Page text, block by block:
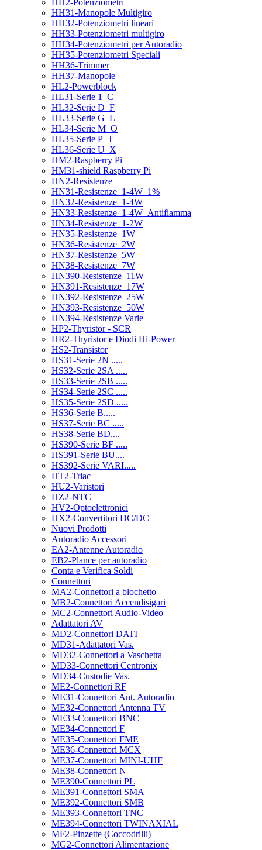
HH2-Potenziometri
HH31-Manopole Multigiro
HH32-Potenziometri lineari
HH33-Potenziometri multigiro
HH34-Potenziometri per Autoradio
HH35-Potenziometri Speciali
HH36-Trimmer
HH37-Manopole
HL2-Powerblock
HL31-Serie 1_C
HL32-Serie D_F
HL33-Serie G_L
HL34-Serie M_O
HL35-Serie P_T
HL36-Serie U_X
HM2-Raspberry Pi
HM31-shield Raspberry Pi
HN2-Resistenze
HN31-Resistenze_1-4W_1%
HN32-Resistenze_1-4W
HN33-Resistenze_1-4W_Antifiamma
HN34-Resistenze_1-2W
HN35-Resistenze_1W
HN36-Resistenze_2W
HN37-Resistenze_5W
HN38-Resistenze_7W
HN390-Resistenze_11W
HN391-Resistenze_17W
HN392-Resistenze_25W
HN393-Resistenze_50W
HN394-Resistenze Varie
HP2-Thyristor - SCR
HR2-Thyristor e Diodi Hi-Power
HS2-Transistor
HS31-Serie 2N .....
HS32-Serie 2SA .....
HS33-Serie 2SB .....
HS34-Serie 2SC .....
HS35-Serie 2SD .....
HS36-Serie B.....
HS37-Serie BC .....
HS38-Serie BD....
HS390-Serie BF .....
HS391-Serie BU....
HS392-Serie VARI.....
HT2-Triac
HU2-Varistori
HZ2-NTC
HV2-Optoelettronici
HX2-Convertitori DC/DC
Nuovi Prodotti
Autoradio Accessori
EA2-Antenne Autoradio
EB2-Plance per autoradio
Conta e Verifica Soldi
Connettori
MA2-Connettori a blochetto
MB2-Connettori Accendisigari
MC2-Connettori Audio-Video
Adattatori AV
MD2-Connettori DATI
MD31-Adattatori Vas.
MD32-Connettori a Vaschetta
MD33-Connettori Centronix
MD34-Custodie Vas.
ME2-Connettori RF
ME31-Connettori Ant. Autoradio
ME32-Connettori Antenna TV
ME33-Connettori BNC
ME34-Connettori F
ME35-Connettori FME
ME36-Connettori MCX
ME37-Connettori MINI-UHF
ME38-Connettori N
ME390-Connettori PL
ME391-Connettori SMA
ME392-Connettori SMB
ME393-Connettori TNC
ME394-Connettori TWINAXIAL
MF2-Pinzette (Coccodrilli)
MG2-Connettori Alimentazione